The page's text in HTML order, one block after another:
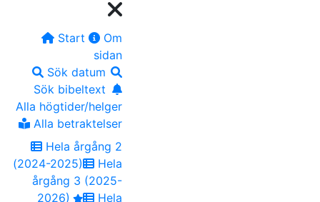
Start
Om
sidan
Sök datum
Sök bibeltext
Alla högtider/helger
Alla betraktelser
Hela årgång 2
(2024-2025)
Hela
årgång 3 (2025-
2026)
Hela